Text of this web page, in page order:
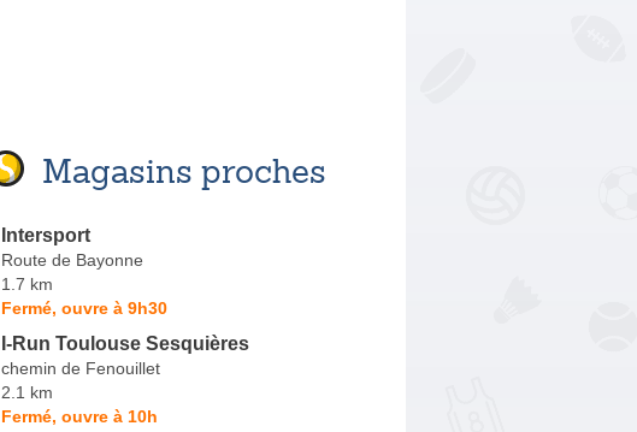
Magasins proches
Intersport
Route de Bayonne
1.7 km
Fermé, ouvre à 9h30
I-Run Toulouse Sesquières
chemin de Fenouillet
2.1 km
Fermé, ouvre à 10h